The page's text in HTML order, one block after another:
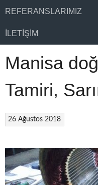
REFERANSLARIMIZ
İLETIŞIM
Manisa
Tamiri,
26 Ağustos 2018